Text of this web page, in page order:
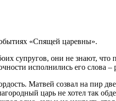
«Спящей царевны».
супругов, они не знают,
исполнились его слова –
Матвей созвал на пир
царь не хотел так